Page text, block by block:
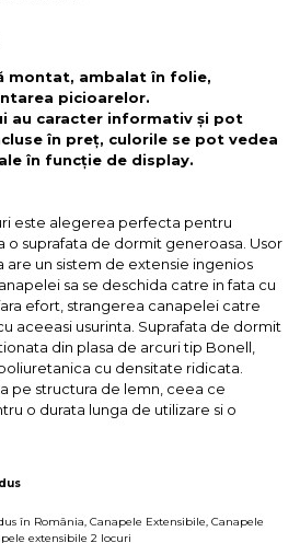
montat, ambalat în folie,
picioarelor.
au caracter informativ și pot
în preț, culorile se pot vedea
în funcție de display.
este alegerea perfecta pentru
suprafata de dormit generoasa. Usor
are un sistem de extensie ingenios
sa se deschida catre in fata cu
efort, strangerea canapelei catre
aceeasi usurinta. Suprafata de dormit
din plasa de arcuri tip Bonell,
cu densitate ridicata.
pe structura de lemn, ceea ce
o durata lunga de utilizare si o
în România, Canapele Extensibile, Canapele
extensibile 2 locuri